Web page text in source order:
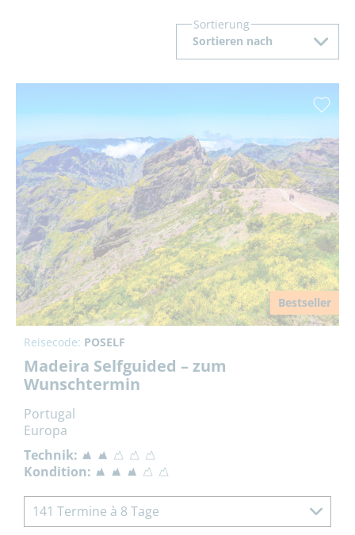
Sortierung
Sortieren nach
Bestseller
Reisecode: POSELF
Madeira Selfguided – zum
Wunschtermin
Portugal
Europa
Technik:
Kondition:
141 Termine à 8 Tage